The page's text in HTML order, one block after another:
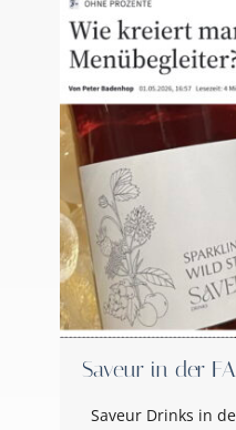
Saveur in der
Saveur Drinks in